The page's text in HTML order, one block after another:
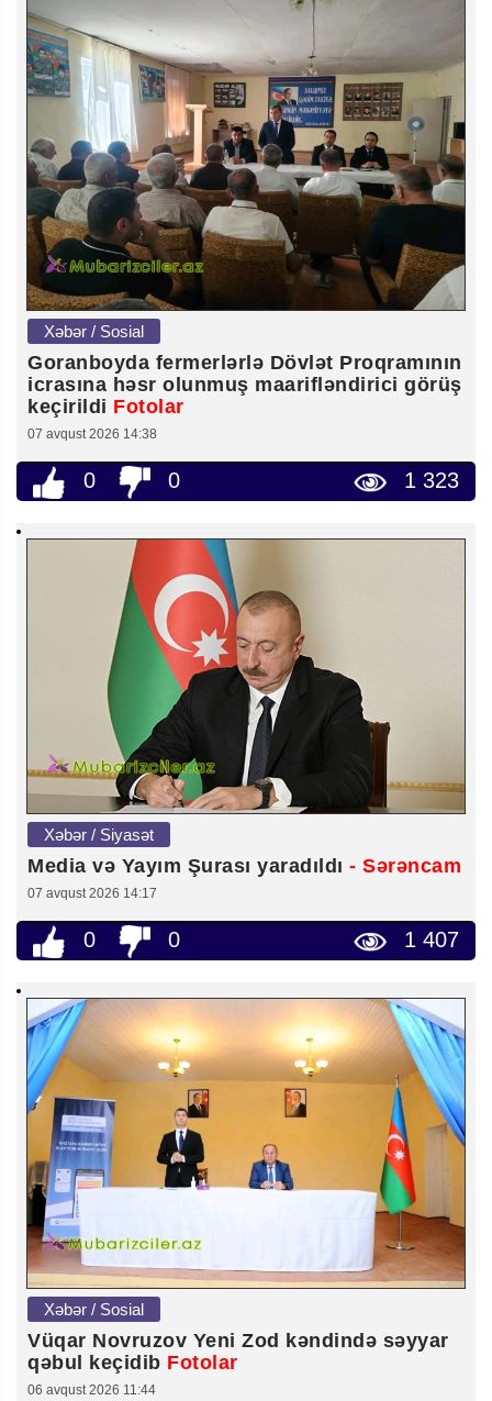
Xəbər / Sosial
Goranboyda fermerlərlə Dövlət Proqramının
icrasına həsr olunmuş maarifləndirici görüş
keçirildi Fotolar
07 avqust 2026 14:38
0 0 1 323
Xəbər / Siyasət
Media və Yayım Şurası yaradıldı - Sərəncam
07 avqust 2026 14:17
0 0 1 407
Xəbər / Sosial
Vüqar Novruzov Yeni Zod kəndində səyyar
qəbul keçidib Fotolar
06 avqust 2026 11:44